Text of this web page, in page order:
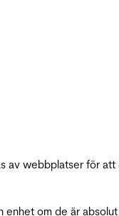
av webbplatser för att
enhet om de är absolut